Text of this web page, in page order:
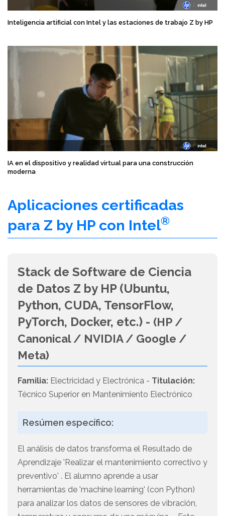
Inteligencia artificial con Intel y las estaciones de trabajo Z by HP
IA en el dispositivo y realidad virtual para una construcción
moderna
Aplicaciones certificadas
para Z by HP con Intel®
Stack de Software de Ciencia
de Datos Z by HP (Ubuntu,
Python, CUDA, TensorFlow,
PyTorch, Docker, etc.) - (HP /
Canonical / NVIDIA / Google /
Meta)
Familia: Electricidad y Electrónica - Titulación:
Técnico Superior en Mantenimiento Electrónico
Resúmen específico:
El análisis de datos transforma el Resultado de
Aprendizaje 'Realizar el mantenimiento correctivo y
preventivo' . El alumno aprende a usar
herramientas de 'machine learning' (con Python)
para analizar los datos de sensores de vibración,